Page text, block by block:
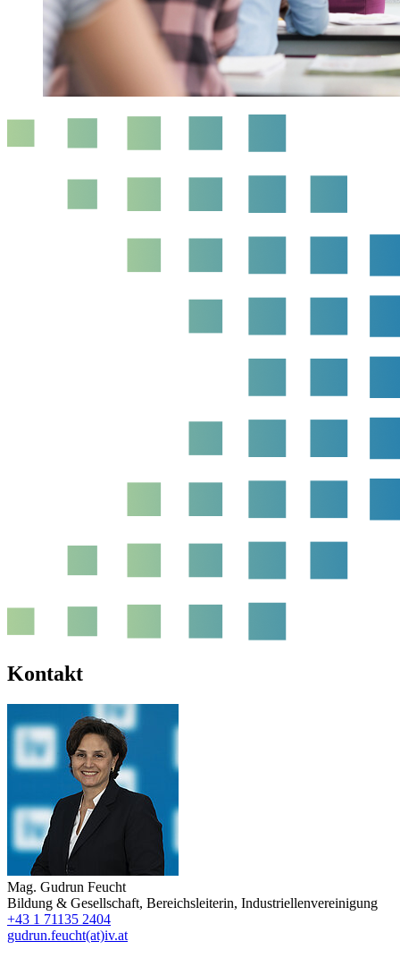
Kontakt
Mag. Gudrun Feucht
Bildung & Gesellschaft, Bereichsleiterin, Industriellenvereinigung
+43 1 71135 2404
gudrun.feucht(at)iv.at